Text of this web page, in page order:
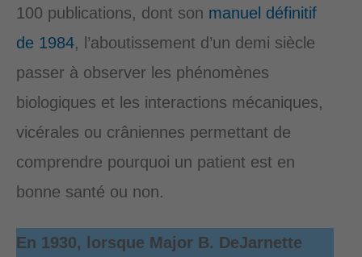
100 publications, dont son manuel définitif
de 1984, l’aboutissement d’un demi siècle
passer à observer les phénomènes
biologiques et les interactions mécaniques,
vicérales ou crâniennes permettant de
comprendre pourquoi un patient est en
bonne santé ou non.
En 1930, lorsque Major B. DeJarnette